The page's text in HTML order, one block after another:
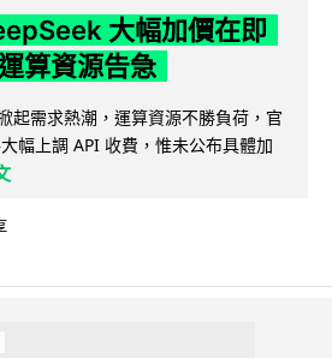
大幅加價在即
算資源告急
起需求熱潮，運算資源不勝負荷，官
幅上調 API 收費，惟未公布具體加